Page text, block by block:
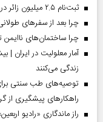
ثبت‌نام ۲.۵ میلیون زائر در سماح | عبور ۱.۷ میلیون نفر از مرز‌های اربعین
چرا بعد از سفرهای
چرا ساختمان‌های
زندگی می‌کنند
توصیه‌های طب سنتی
راهکارهای پیشگیری از
راز ماندگاری «رادیو